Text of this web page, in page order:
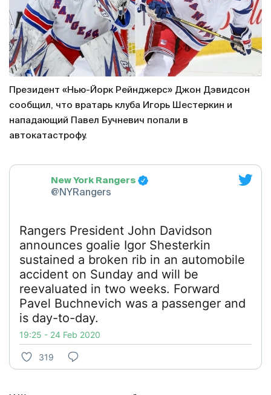
Президент «Нью-Йорк Рейнджерс» Джон Дэвидсон
сообщил, что вратарь клуба Игорь Шестеркин и
нападающий Павел Бучневич попали в
автокатастрофу.
New York Rangers
@NYRangers
Rangers President John Davidson
announces goalie Igor Shesterkin
sustained a broken rib in an automobile
accident on Sunday and will be
reevaluated in two weeks. Forward
Pavel Buchnevich was a passenger and
is day-to-day.
19:25 - 24 Feb 2020
319